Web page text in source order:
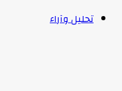
تحليل وآراء